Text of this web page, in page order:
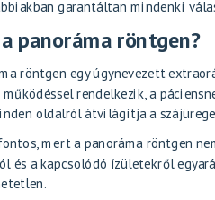
garantáltan mindenki
panoráma röntgen?
röntgen egy úgynevezett
rendelkezik, a
oldalról átvilágítja a
mert a panoráma röntgen
és a kapcsolódó ízületekről